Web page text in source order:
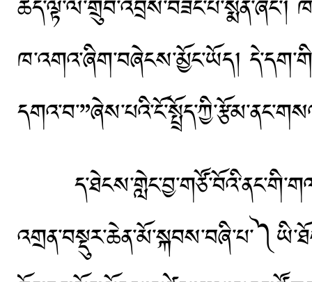
ཚོད་ལྟ་ལ་གྲུབ་འབྲས་བཟང་པོ་སྨིན་ཞིང་།
ཁ་འགའ་ཞིག་བཞེངས་མྱོང་ཡོད།